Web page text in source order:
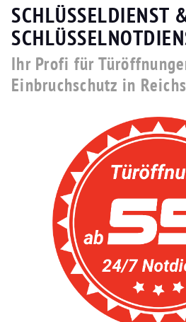
SCHLÜSSELDIENST
Ihr Profi für
Einbruchschutz in